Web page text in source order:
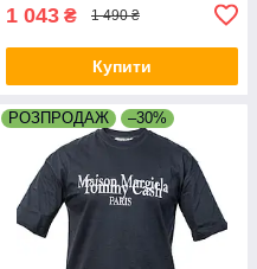
1 043 ₴ 1 490 ₴
Купити
РОЗПРОДАЖ –30%